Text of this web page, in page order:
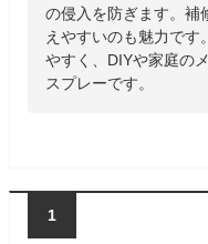
の侵入を防ぎます。補
えやすいのも魅力です
やすく、DIYや家庭の
スプレーです。
1